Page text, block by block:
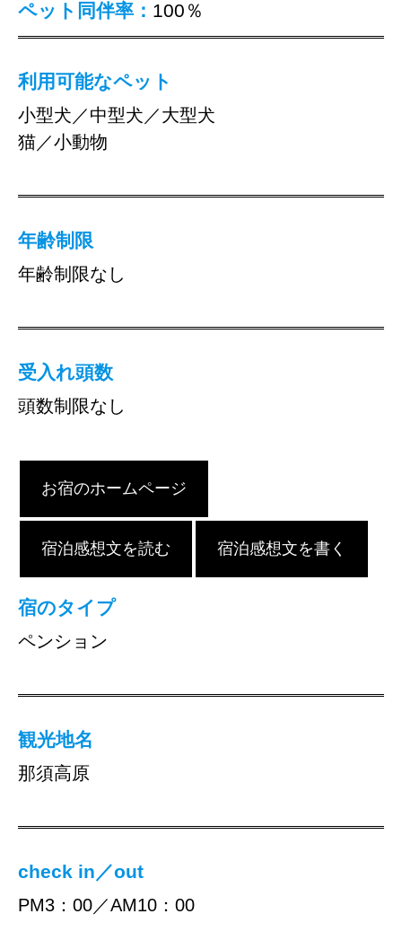
ペット同伴率： 100％
利用可能なペット
小型犬／中型犬／大型犬
猫／小動物
年齢制限
年齢制限なし
受入れ頭数
頭数制限なし
お宿のホームページ
宿泊感想文を読む 宿泊感想文を書く
宿のタイプ
ペンション
観光地名
那須高原
check in／out
PM3：00／AM10：00